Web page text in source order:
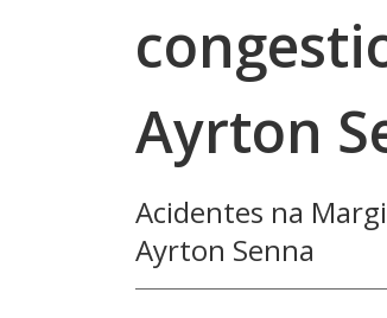
Ayrton
Acidentes na
Ayrton Senna